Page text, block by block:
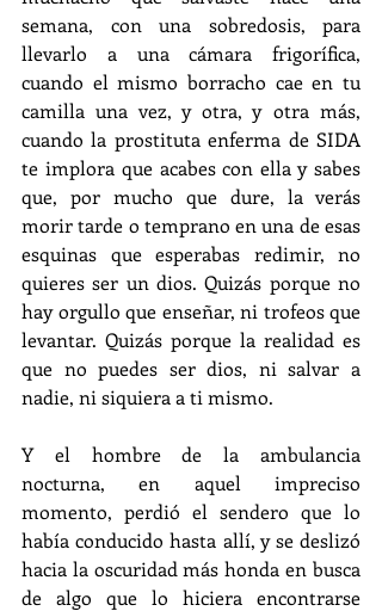
semana, con una sobredosis, para
llevarlo a una cámara frigorífica,
cuando el mismo borracho cae en tu
camilla una vez, y otra, y otra más,
cuando la prostituta enferma de SIDA
te implora que acabes con ella y sabes
que, por mucho que dure, la verás
morir tarde o temprano en una de esas
esquinas que esperabas redimir, no
quieres ser un dios. Quizás porque no
hay orgullo que enseñar, ni trofeos que
levantar. Quizás porque la realidad es
que no puedes ser dios, ni salvar a
nadie, ni siquiera a ti mismo.
Y el hombre de la ambulancia
nocturna, en aquel impreciso
momento, perdió el sendero que lo
había conducido hasta allí, y se deslizó
hacia la oscuridad más honda en busca
de algo que lo hiciera encontrarse